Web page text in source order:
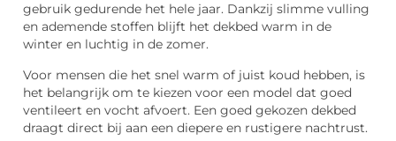
gebruik gedurende het hele jaar. Dankzij slimme vulling
en ademende stoffen blijft het dekbed warm in de
winter en luchtig in de zomer.
Voor mensen die het snel warm of juist koud hebben, is
het belangrijk om te kiezen voor een model dat goed
ventileert en vocht afvoert. Een goed gekozen dekbed
draagt direct bij aan een diepere en rustigere nachtrust.